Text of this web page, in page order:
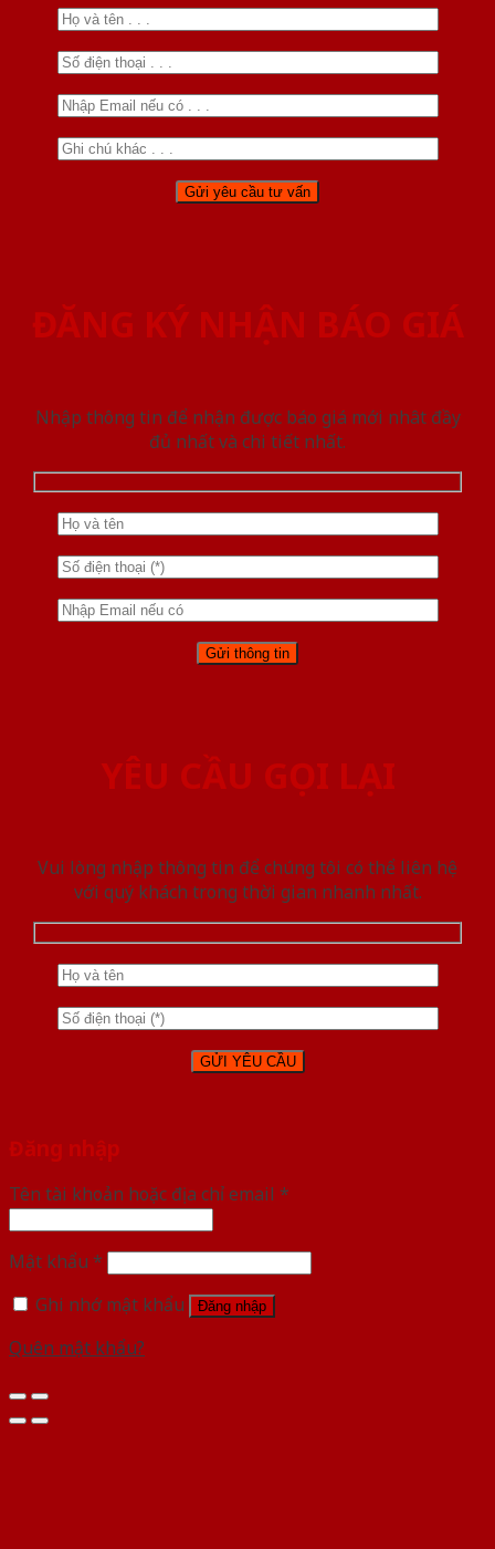
ĐĂNG KÝ NHẬN BÁO GIÁ
Nhập thông tin để nhận được báo giá mới nhât đầy
đủ nhất và chi tiết nhất.
YÊU CẦU GỌI LẠI
Vui lòng nhập thông tin để chúng tôi có thể liên hệ
với quý khách trong thời gian nhanh nhất.
Đăng nhập
Tên tài khoản hoặc địa chỉ email *
Mật khẩu *
Ghi nhớ mật khẩu
Đăng nhập
Quên mật khẩu?